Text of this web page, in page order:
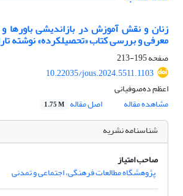
زنان و نقش آموزش در بازاندیشی باورها
معرفی و بررسی کتاب «تحصیلکرده» نوشته
صفحه195-213
10.22035/jous.2024.5511.1103
اعظم ده‌صوفیانی
مشاهده مقاله
اصل مقاله 1.75 M
شناسنامه نشریه
صاحب امتیاز
پژوهشگاه مطالعات فرهنگی، اجتماعی و تمدنی